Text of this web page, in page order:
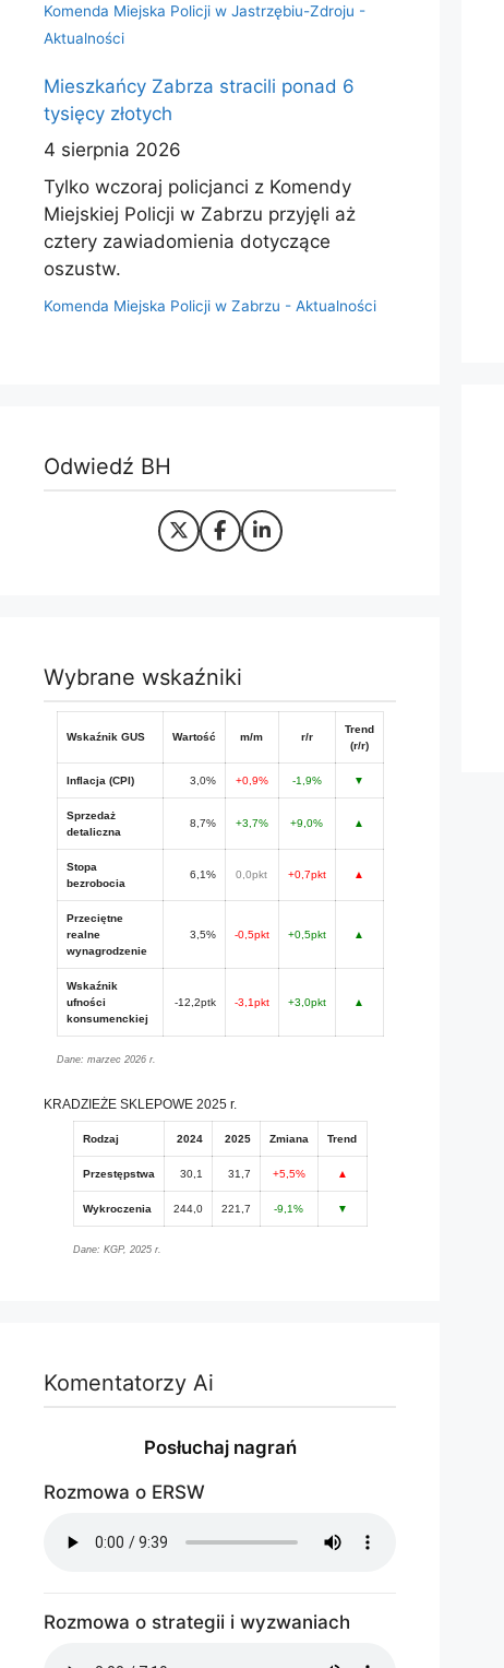
Komenda Miejska Policji w Jastrzębiu-Zdroju -
Aktualności
Mieszkańcy Zabrza stracili ponad 6
tysięcy złotych
4 sierpnia 2026
Tylko wczoraj policjanci z Komendy
Miejskiej Policji w Zabrzu przyjęli aż
cztery zawiadomienia dotyczące
oszustw.
Komenda Miejska Policji w Zabrzu - Aktualności
Odwiedź BH
Wybrane wskaźniki
Wskaźnik GUS Wartość m/m r/r
Trend
(r/r)
Inflacja (CPI) 3,0% +0,9% -1,9% ▼
Sprzedaż
detaliczna
8,7% +3,7% +9,0% ▲
Stopa
bezrobocia
6,1% 0,0pkt +0,7pkt ▲
Przeciętne
realne
wynagrodzenie
3,5% -0,5pkt +0,5pkt ▲
Wskaźnik
ufności
konsumenckiej
-12,2ptk -3,1pkt +3,0pkt ▲
Dane: marzec 2026 r.
KRADZIEŻE SKLEPOWE 2025 r.
Rodzaj 2024 2025 Zmiana Trend
Przestępstwa 30,1 31,7 +5,5% ▲
Wykroczenia 244,0 221,7 -9,1% ▼
Dane: KGP, 2025 r.
Komentatorzy Ai
Posłuchaj nagrań
Rozmowa o ERSW
Rozmowa o strategii i wyzwaniach